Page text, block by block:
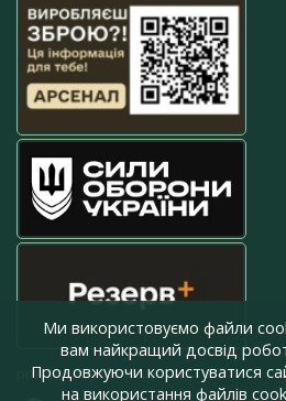
press@armyinform.com.ua
Ми використовуємо файли
вам найкращий досвід
Продовжуючи користуватися
на використання файлів